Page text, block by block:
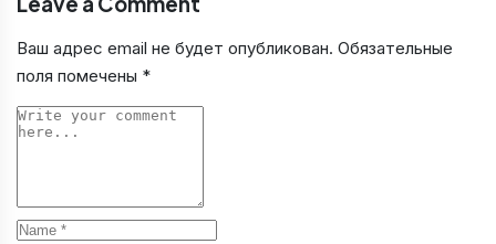
Ваш адрес email не будет опубликован. Обязательные
поля помечены *
Comment
Name